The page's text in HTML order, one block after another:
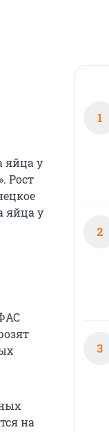
яйца у
Рост
яйца у
на
1
2
3